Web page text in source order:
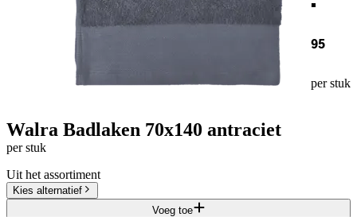
95
per stuk
Walra Badlaken 70x140 antraciet
per stuk
Uit het assortiment
Kies alternatief
Voeg toe